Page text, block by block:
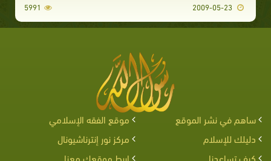
5991
ساهم في نشر الموقع
موقع الفقه الإسلامي
دليلك للإسلام
مركز نور إنترناشيونال
كيف تساعدنا
اربط موقعك معنا